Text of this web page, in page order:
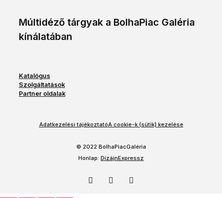
Múltidéző tárgyak a BolhaPiac Galéria
kínálatában
Katalógus
Szolgáltatások
Partner oldalak
Adatkezelési tájékoztatóA cookie-k (sütik) kezelése
© 2022 BolhaPiacGaléria
Honlap: DizájnExpressz